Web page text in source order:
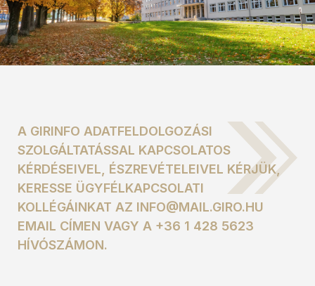
A GIRINFO ADATFELDOLGOZÁSI
SZOLGÁLTATÁSSAL KAPCSOLATOS
KÉRDÉSEIVEL, ÉSZREVÉTELEIVEL KÉRJÜK,
KERESSE ÜGYFÉLKAPCSOLATI
KOLLÉGÁINKAT AZ INFO@MAIL.GIRO.HU
EMAIL CÍMEN VAGY A +36 1 428 5623
HÍVÓSZÁMON.